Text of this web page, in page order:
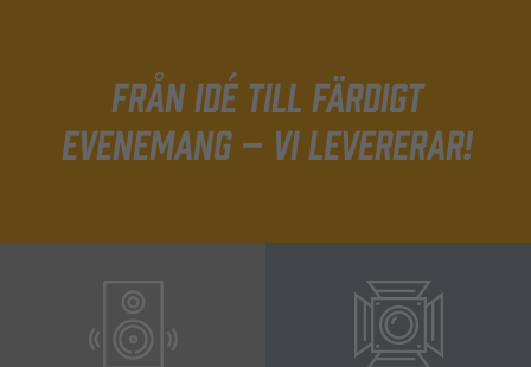
Från idé till färdigt
evenemang – Vi levererar!